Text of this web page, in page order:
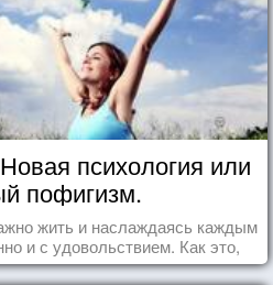
психология или
пофигизм.
жить и наслаждаясь каждым
и с удовольствием. Как это,
на реальных примерах.